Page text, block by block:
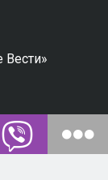
Вести»